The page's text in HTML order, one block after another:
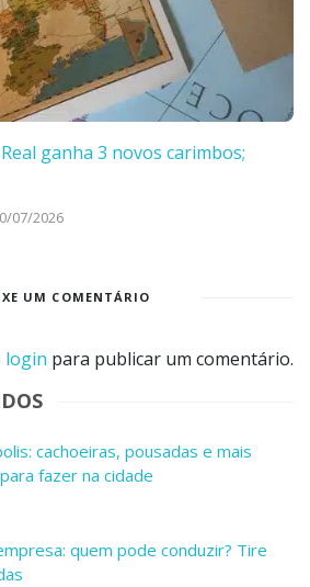
ganha 3 novos carimbos;
07/2026
UM COMENTÁRIO
login para publicar um comentário.
cachoeiras, pousadas e mais
fazer na cidade
quem pode conduzir? Tire